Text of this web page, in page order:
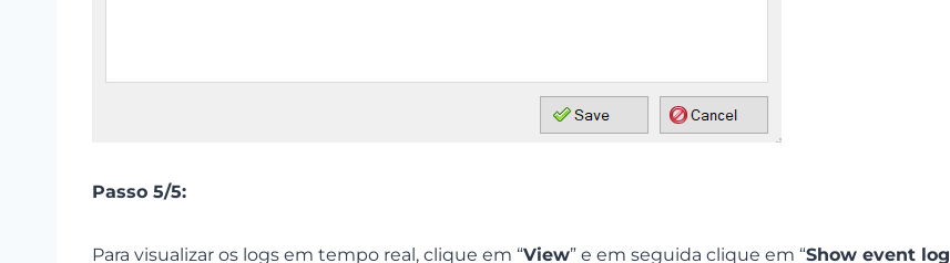
Passo 5/5:
Para visualizar os logs em tempo real, clique em “View” e em seguida clique em “Show event log